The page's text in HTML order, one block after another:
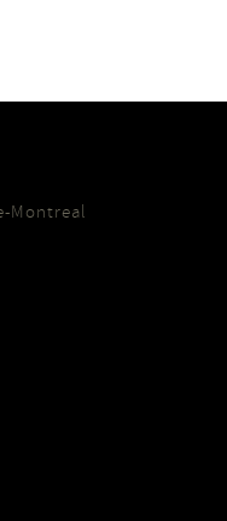
Montreal